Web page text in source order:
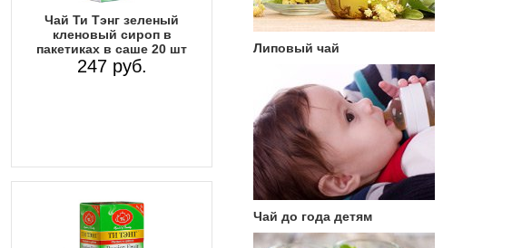
Чай Ти Тэнг зеленый
кленовый сироп в
пакетиках в саше 20 шт
247 руб.
Липовый чай
Чай до года детям